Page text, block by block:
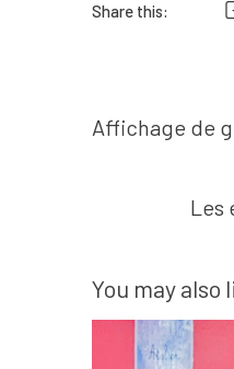
Share this:
de
Affichage de
Les
You may also